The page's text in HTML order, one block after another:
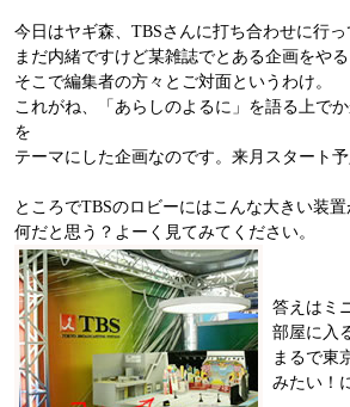
今日はヤギ森、TBSさんに打ち合わせに行
まだ内緒ですけど某雑誌でとある企画をや
そこで編集者の方々とご対面というわけ。
これがね、「あらしのよるに」を語る上で
を
テーマにした企画なのです。来月スタート
ところでTBSのロビーにはこんな大きい装
何だと思う？よーく見てみてください。
答えはミ
部屋に入
まるで東
みたい！